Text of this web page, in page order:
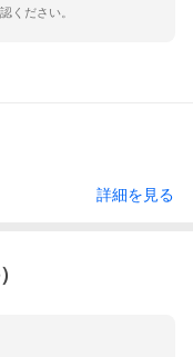
ください。
詳細を見る